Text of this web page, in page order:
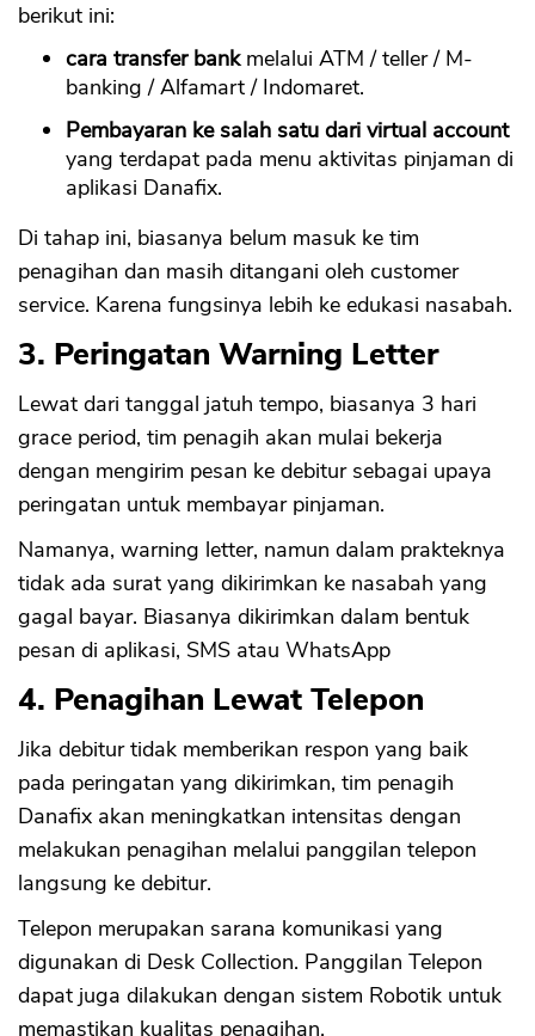
berikut ini:
cara transfer bankmelalui ATM / teller / M-
banking / Alfamart / Indomaret.
Pembayaran ke salah satu dari virtual account
yang terdapat pada menu aktivitas pinjaman di
aplikasi Danafix.
Di tahap ini, biasanya belum masuk ke tim
penagihan dan masih ditangani oleh customer
service. Karena fungsinya lebih ke edukasi nasabah.
3. Peringatan Warning Letter
Lewat dari tanggal jatuh tempo, biasanya 3 hari
grace period, tim penagih akan mulai bekerja
dengan mengirim pesan ke debitur sebagai upaya
peringatan untuk membayar pinjaman.
Namanya, warning letter, namun dalam prakteknya
tidak ada surat yang dikirimkan ke nasabah yang
gagal bayar. Biasanya dikirimkan dalam bentuk
pesan di aplikasi, SMS atau WhatsApp
4. Penagihan Lewat Telepon
Jika debitur tidak memberikan respon yang baik
pada peringatan yang dikirimkan, tim penagih
Danafix akan meningkatkan intensitas dengan
melakukan penagihan melalui panggilan telepon
langsung ke debitur.
Telepon merupakan sarana komunikasi yang
digunakan di Desk Collection. Panggilan Telepon
dapat juga dilakukan dengan sistem Robotik untuk
memastikan kualitas penagihan.